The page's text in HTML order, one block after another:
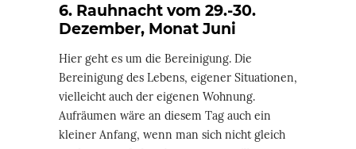
6. Rauhnacht vom 29.-30.
Dezember, Monat Juni
Hier geht es um die Bereinigung. Die
Bereinigung des Lebens, eigener Situationen,
vielleicht auch der eigenen Wohnung.
Aufräumen wäre an diesem Tag auch ein
kleiner Anfang, wenn man sich nicht gleich